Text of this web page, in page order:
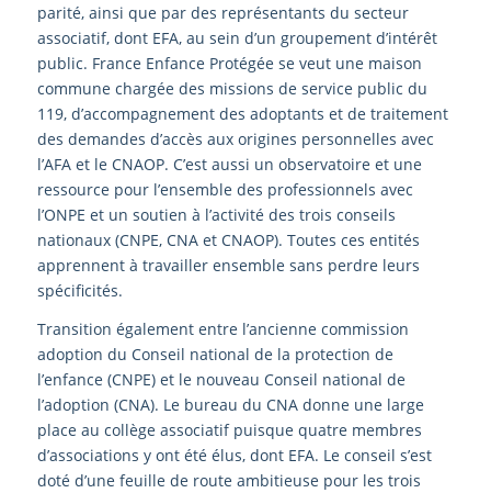
parité, ainsi que par des représentants du secteur
associatif, dont EFA, au sein d’un groupement d’intérêt
public. France Enfance Protégée se veut une maison
commune chargée des missions de service public du
119, d’accompagnement des adoptants et de traitement
des demandes d’accès aux origines personnelles avec
l’AFA et le CNAOP. C’est aussi un observatoire et une
ressource pour l’ensemble des professionnels avec
l’ONPE et un soutien à l’activité des trois conseils
nationaux (CNPE, CNA et CNAOP). Toutes ces entités
apprennent à travailler ensemble sans perdre leurs
spécificités.
Transition également entre l’ancienne commission
adoption du Conseil national de la protection de
l’enfance (CNPE) et le nouveau Conseil national de
l’adoption (CNA). Le bureau du CNA donne une large
place au collège associatif puisque quatre membres
d’associations y ont été élus, dont EFA. Le conseil s’est
doté d’une feuille de route ambitieuse pour les trois